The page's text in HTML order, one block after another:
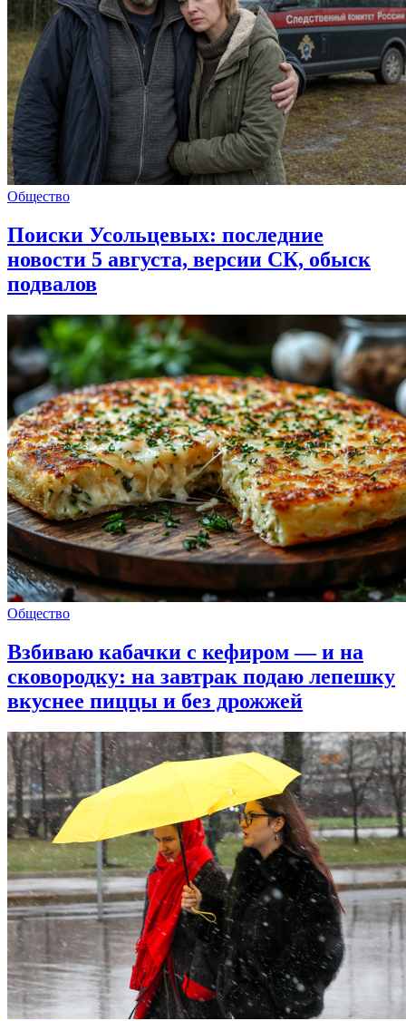
Общество
Поиски Усольцевых: последние
новости 5 августа, версии СК, обыск
подвалов
Общество
Взбиваю кабачки с кефиром — и на
сковородку: на завтрак подаю лепешку
вкуснее пиццы и без дрожжей